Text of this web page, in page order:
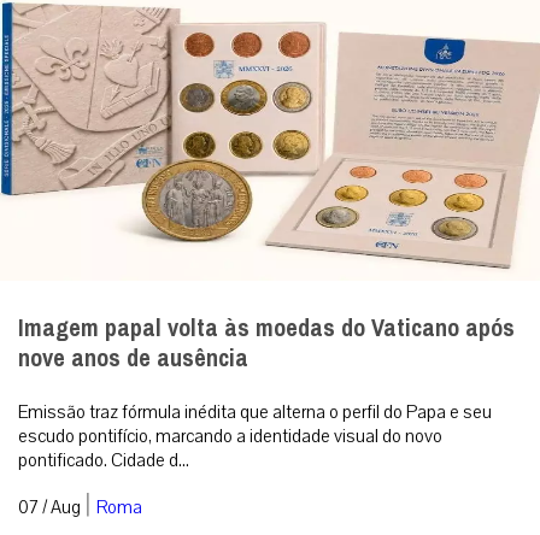
Imagem papal volta às moedas do Vaticano após
nove anos de ausência
Emissão traz fórmula inédita que alterna o perfil do Papa e seu
escudo pontifício, marcando a identidade visual do novo
pontificado. Cidade d...
07 / Aug | Roma